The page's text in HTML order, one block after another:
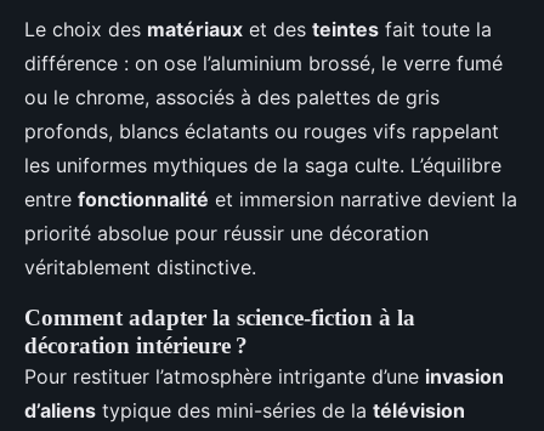
Le choix des matériaux et des teintes fait toute la
différence : on ose l’aluminium brossé, le verre fumé
ou le chrome, associés à des palettes de gris
profonds, blancs éclatants ou rouges vifs rappelant
les uniformes mythiques de la saga culte. L’équilibre
entre fonctionnalité et immersion narrative devient la
priorité absolue pour réussir une décoration
véritablement distinctive.
Comment adapter la science-fiction à la
décoration intérieure ?
Pour restituer l’atmosphère intrigante d’une invasion
d’aliens typique des mini-séries de la télévision